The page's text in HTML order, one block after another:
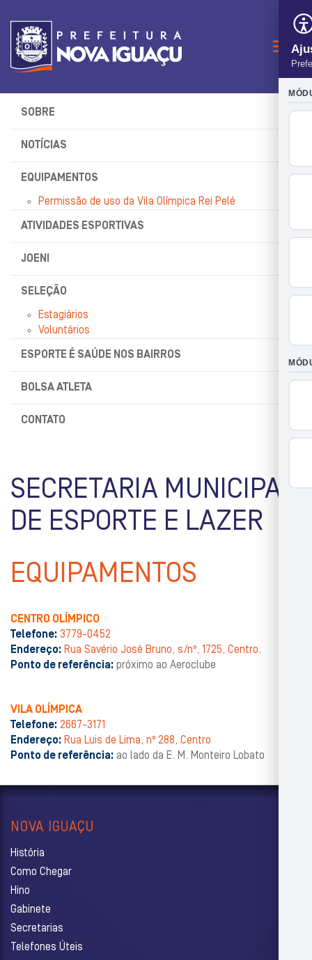
SOBRE
NOTÍCIAS
EQUIPAMENTOS
Permissão de uso da Vila Olímpica Rei Pelé
ATIVIDADES ESPORTIVAS
JOENI
SELEÇÃO
Estagiários
Voluntários
ESPORTE É SAÚDE NOS BAIRROS
BOLSA ATLETA
CONTATO
SECRETARIA MUNICIPAL
DE ESPORTE E LAZER
EQUIPAMENTOS
CENTRO OLÍMPICO
Telefone: 3779-0452
Endereço: Rua Savério José Bruno, s/nº, 1725, Centro.
Ponto de referência: próximo ao Aeroclube
VILA OLÍMPICA
Telefone: 2667-3171
Endereço: Rua Luis de Lima, nº 288, Centro
Ponto de referência: ao lado da E. M. Monteiro Lobato
NOVA IGUAÇU
História
Como Chegar
Hino
Gabinete
Secretarias
Telefones Úteis